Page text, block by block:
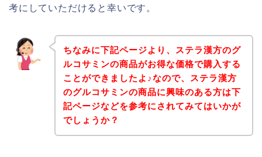
考にしていただけると幸いです。
ちなみに下記ページより、ステラ漢方のグ
ルコサミンの商品がお得な価格で購入する
ことができましたよ♪なので、ステラ漢方
のグルコサミンの商品に興味のある方は下
記ページなどを参考にされてみてはいかが
でしょうか？